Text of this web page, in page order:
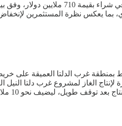
سجلت تعاملات المستثمرين العرب والأجانب في
لأجل 5 سنوات إلى 405 نقاط أساس مقارنة بـ418 نقطة في 9